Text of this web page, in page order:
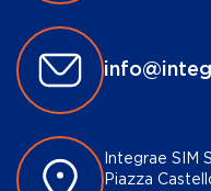
Integrae SIM
Piazza